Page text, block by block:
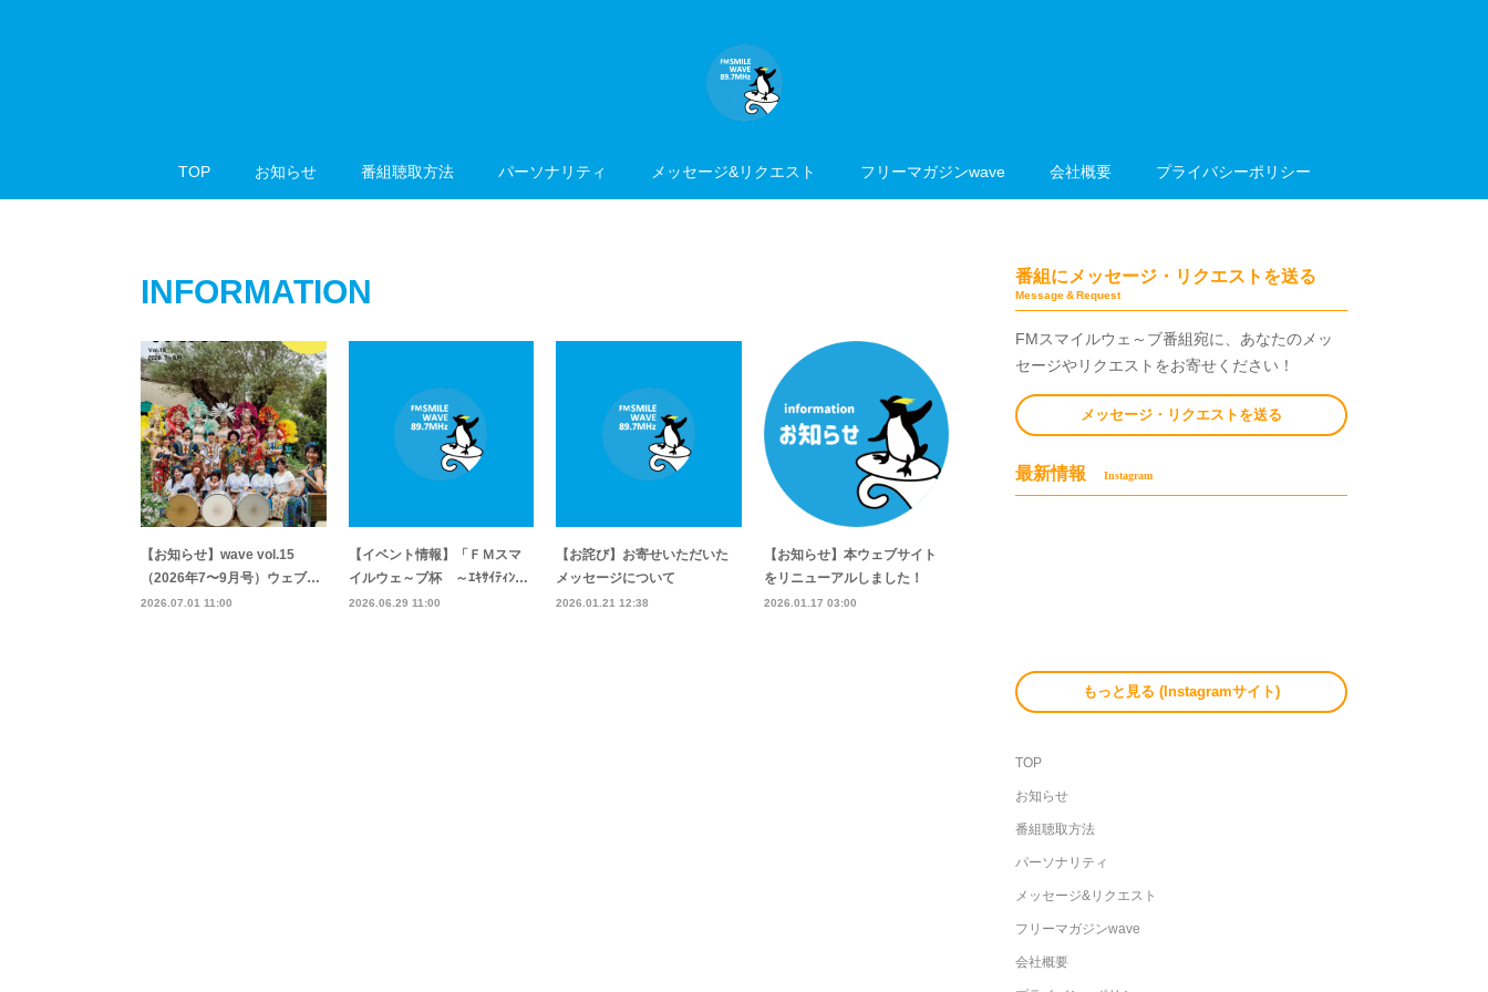
TOP お知らせ 番組聴取方法 パーソナリティ メッセージ&リクエスト フリーマガジンwave 会社概要 プライバシーポリシー
INFORMATION
【お知らせ】wave vol.15
（2026年7〜9月号）ウェブ…
2026.07.01 11:00
【イベント情報】「ＦＭスマ
イルウェ～ブ杯 ～ｴｷｻｲﾃｨﾝ…
2026.06.29 11:00
【お詫び】お寄せいただいた
メッセージについて
2026.01.21 12:38
【お知らせ】本ウェブサイト
をリニューアルしました！
2026.01.17 03:00